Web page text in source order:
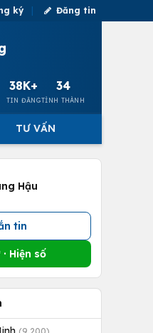
ký Đăng tin
38K+
TIN ĐĂNG
34
TỈNH THÀNH
TƯ VẤN
Hậu
tin
Hiện số